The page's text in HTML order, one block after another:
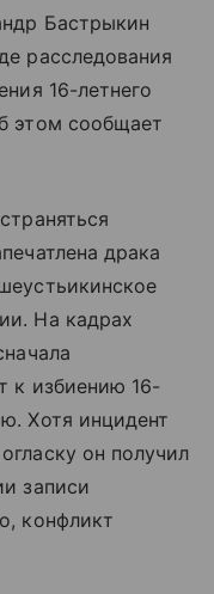
Бастрыкин
расследования
16-летнего
этом сообщает
драка
На кадрах
к избиению 16-
Хотя инцидент
он получил
записи
конфликт